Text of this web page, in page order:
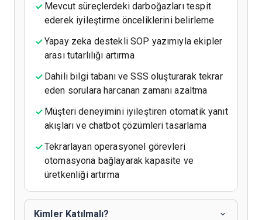
Mevcut süreçlerdeki darboğazları tespit
ederek iyileştirme önceliklerini belirleme
Yapay zeka destekli SOP yazımıyla ekipler
arası tutarlılığı artırma
Dahili bilgi tabanı ve SSS oluşturarak tekrar
eden sorulara harcanan zamanı azaltma
Müşteri deneyimini iyileştiren otomatik yanıt
akışları ve chatbot çözümleri tasarlama
Tekrarlayan operasyonel görevleri
otomasyona bağlayarak kapasite ve
üretkenliği artırma
Kimler Katılmalı?